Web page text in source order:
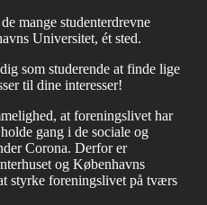
mange studenterdrevne
Universitet, ét sted.
som studerende at finde lige
til dine interesser!
at foreningslivet har
gang i de sociale og
Corona. Derfor er
og Københavns
styrke foreningslivet på tværs